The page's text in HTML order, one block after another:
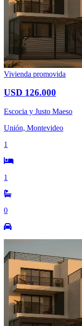
Vivienda promovida
USD 126.000
Escocia y Justo Maeso
Unión, Montevideo
1
1
0